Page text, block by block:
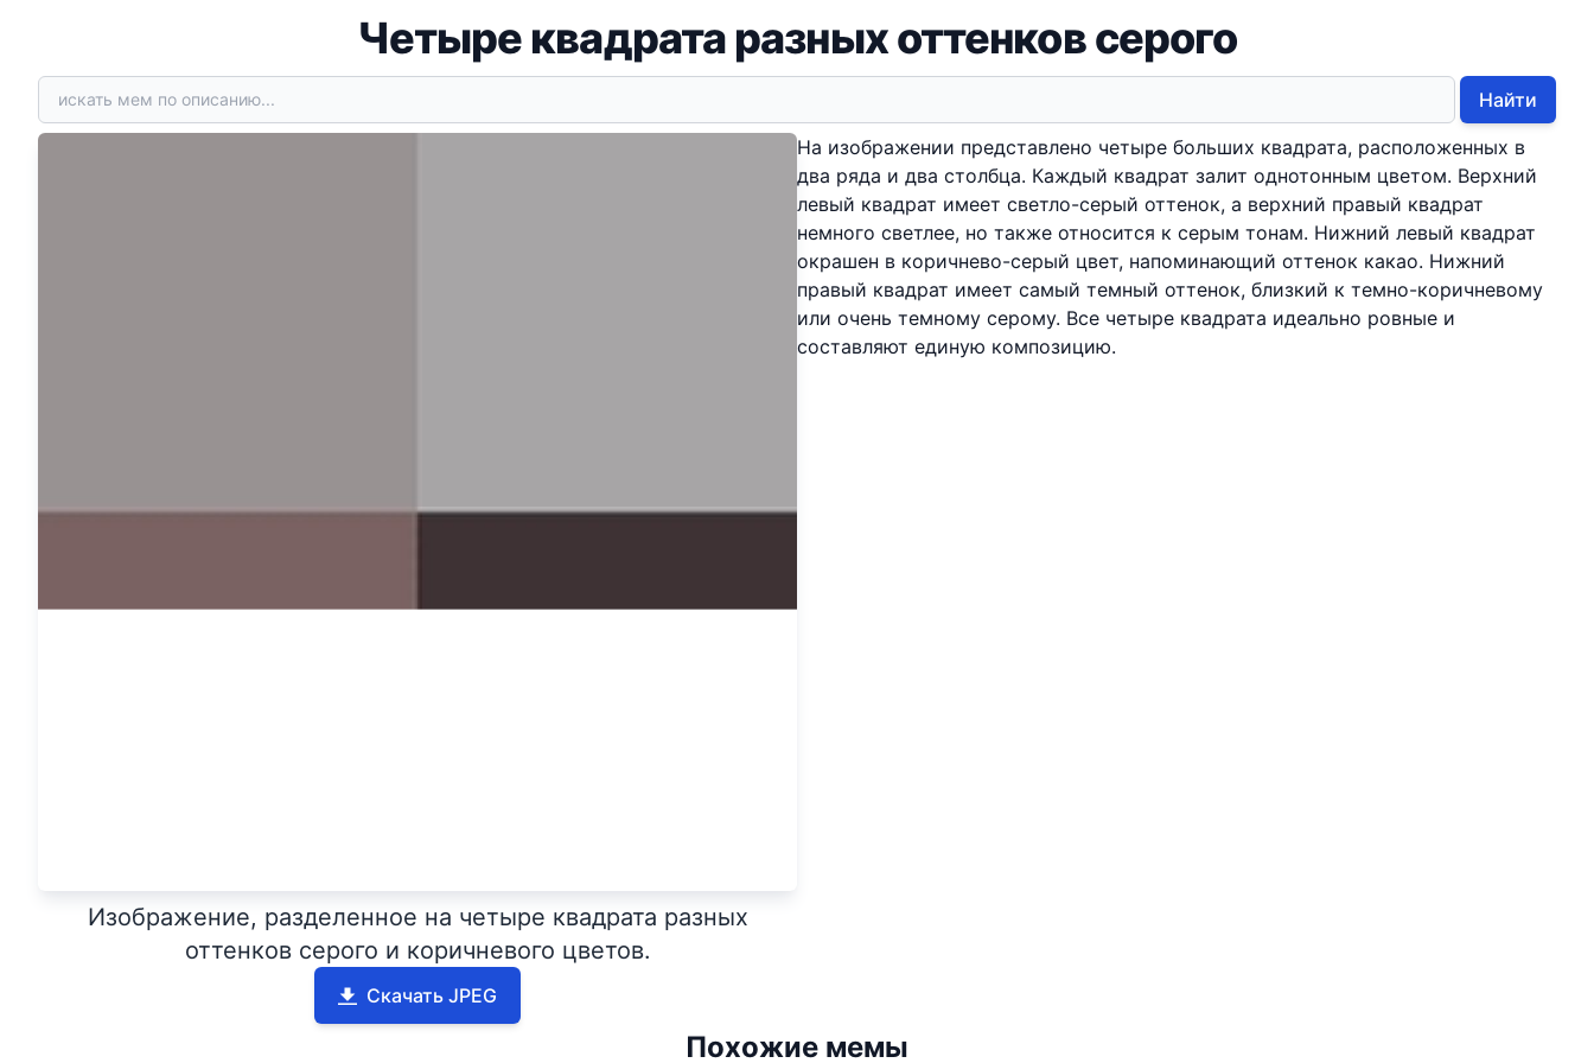
Четыре квадрата разных оттенков серого
Найти
Изображение, разделенное на четыре квадрата разных
оттенков серого и коричневого цветов.
Скачать JPEG
На изображении представлено четыре больших квадрата, расположенных в
два ряда и два столбца. Каждый квадрат залит однотонным цветом. Верхний
левый квадрат имеет светло-серый оттенок, а верхний правый квадрат
немного светлее, но также относится к серым тонам. Нижний левый квадрат
окрашен в коричнево-серый цвет, напоминающий оттенок какао. Нижний
правый квадрат имеет самый темный оттенок, близкий к темно-коричневому
или очень темному серому. Все четыре квадрата идеально ровные и
составляют единую композицию.
Похожие мемы